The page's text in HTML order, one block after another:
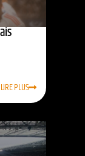
LIRE PLUS